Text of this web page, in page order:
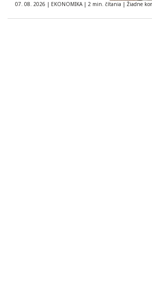
07. 08. 2026 | EKONOMIKA | 2 min. čítania | Žiadne